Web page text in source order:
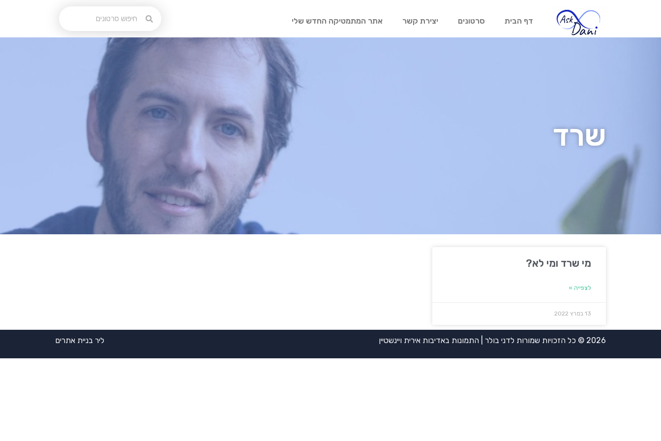
דף הבית סרטונים יצירת קשר אתר המתמטיקה החדש שלי
שרד
מי שרד ומי לא?
לצפייה »
13 במרץ 2022
2026 © כל הזכויות שמורות לדני בולר | התמונות באדיבות אירית ויינשטיין ליר בניית אתרים